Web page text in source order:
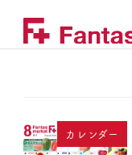
カレンダー